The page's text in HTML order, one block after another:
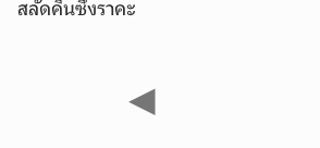
สลัดคืนซึ่งราคะ
◀